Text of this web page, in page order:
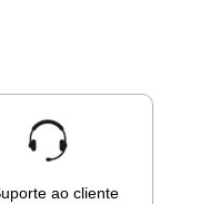
ao cliente